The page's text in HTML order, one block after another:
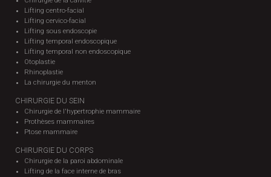
Lifting centro-facial
Lifting cervico-facial
Lifting sous endoscopie
Lifting temporal endoscopique
Lifting temporal non endoscopique
Otoplastie
Rhinoplastie
La chirurgie du menton
CHIRURGIE DU SEIN
Chirurgie de l'hypertrophie mammaire
Prothèses mammaires
Ptose mammaire
CHIRURGIE DU CORPS
Chirurgie de la paroi abdominale
Lifting de la face interne de bras